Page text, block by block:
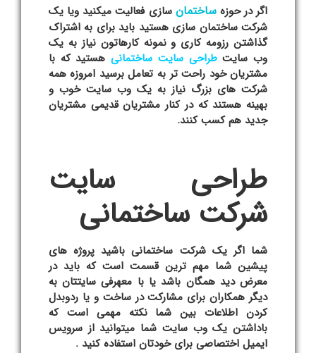
اگر در حوزهساختمان سازی فعالیت میکنید ویا یک
شرکت ساختمان سازی هستید باید برای به اشتراک
گذاشتن رزومه کاری و نمونه کارهاتون نیاز به یک
وب سایتطراحی سایت ساختمانیهستید که با
مشتریان خود راحت تر به تعامل برسید امروزه همه
شرکت های بزرگ نیاز به یک وب سایت خوب و
بهینه هستند که در کنار مشتریان قدیمی مشتریان
جدید هم کسب کنند.
طراحی سایت
شرکت ساختمانی
شما اگر یک شرکت ساختمانی باشید پروژه های
پیشین شما مهم ترین قسمت است که باید در
معرض دید همگان باشد یا با معهرفی سایتتان به
دیگر همکاران برای مشارکت در ساخت و یا ردوبدل
کردن اطلاعات بین شما نکته مهمی است که
باداشتن یک وب سایت شما میتوانید از سرویس
ایمیل اختصاصی برای خودتان استفاده کنید .